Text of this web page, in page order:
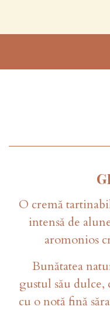
O cremă
intensă de
aromonios
Bunătatea
gustul său
cu o notă fină